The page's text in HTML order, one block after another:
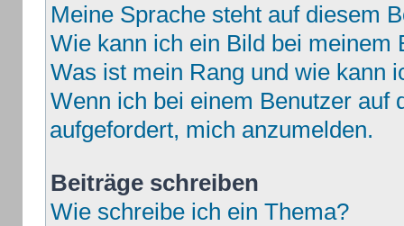
Meine Sprache steht auf diesem
Wie kann ich ein Bild bei meinem
Was ist mein Rang und wie kann
Wenn ich bei einem Benutzer auf
aufgefordert, mich anzumelden.
Beiträge schreiben
Wie schreibe ich ein Thema?